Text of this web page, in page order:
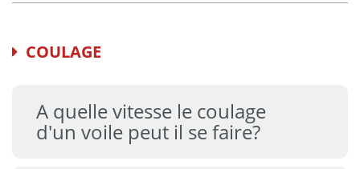
COULAGE
A quelle vitesse le coulage
d'un voile peut il se faire?